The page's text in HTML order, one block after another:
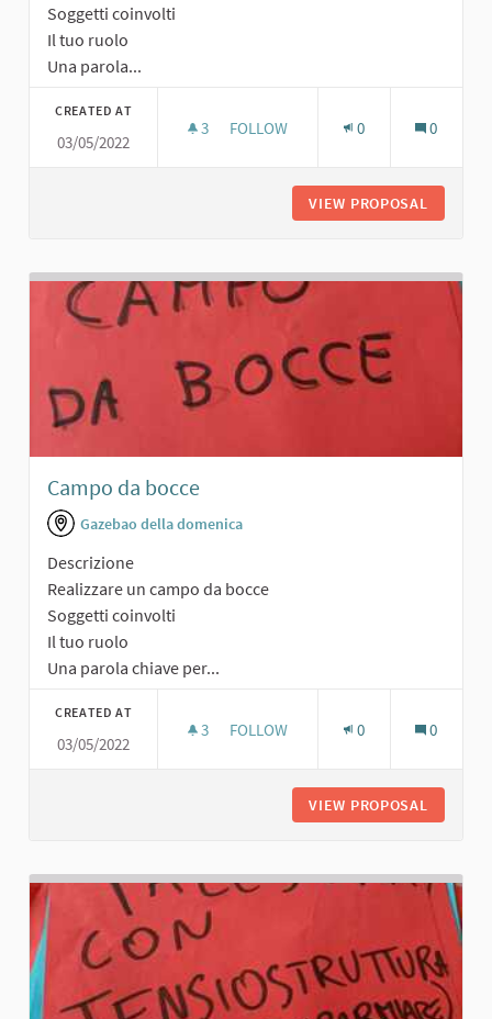
Soggetti coinvolti
Il tuo ruolo
Una parola...
CREATED AT
03/05/2022
3 3 FOLLOWERS
FOLLOW 0 0
VIEW PROPOSAL
Campo da bocce
Gazebao della domenica
Descrizione
Realizzare un campo da bocce
Soggetti coinvolti
Il tuo ruolo
Una parola chiave per...
CREATED AT
03/05/2022
3 3 FOLLOWERS
FOLLOW 0 0
VIEW PROPOSAL